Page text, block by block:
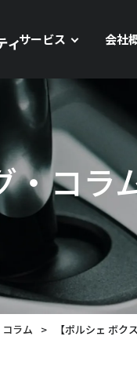
サービス 会社
・コラ
ラム > 【ポルシェ ボク